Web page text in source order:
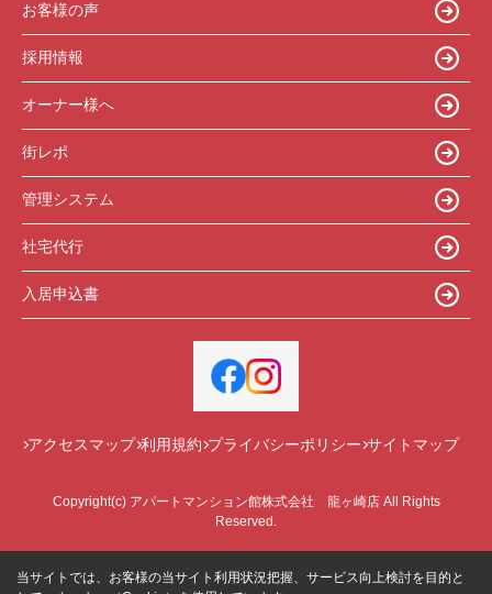
お客様の声
採用情報
オーナー様へ
街レポ
管理システム
社宅代行
入居申込書
アクセスマップ 利用規約 プライバシーポリシー サイトマップ
Copyright(c) アパートマンション館株式会社 龍ヶ崎店 All Rights
Reserved.
当サイトでは、お客様の当サイト利用状況把握、サービス向上検討を目的と